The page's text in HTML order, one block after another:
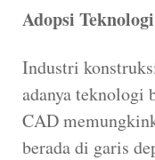
Adopsi
Industri
adanya teknologi
CAD
berada di garis